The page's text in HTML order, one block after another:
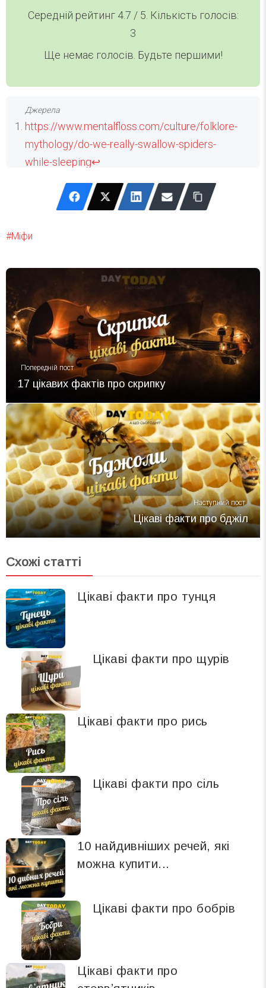
Середній рейтинг 4.7 / 5. Кількість голосів:
3
Ще немає голосів. Будьте першими!
https://www.mentalfloss.com/culture/folklore-
mythology/do-we-really-swallow-spiders-
while-sleeping↩
really-swallow-spiders-in-our-sleep↩
Міфи
Попередній пост
17 цікавих фактів про скрипку
Наступний пост
Цікаві факти про бджіл
Схожі статті
Цікаві факти про тунця
Цікаві факти про щурів
Цікаві факти про рись
Цікаві факти про сіль
10 найдивніших речей, які
можна купити...
Цікаві факти про бобрів
Цікаві факти про